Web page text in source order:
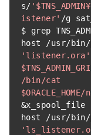
s/
istener' /g
$ grep
host
/usr/bin/
'listener.ora'
/bin/cat
&x_spool_file
host
/usr/bin/